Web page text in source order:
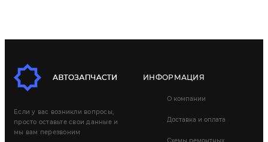
Если у вас возникли вопросы,
просто оставьте свои данные и
мы вам перезвоним
ИНФОРМАЦИЯ
О компании
Доставка и оплата